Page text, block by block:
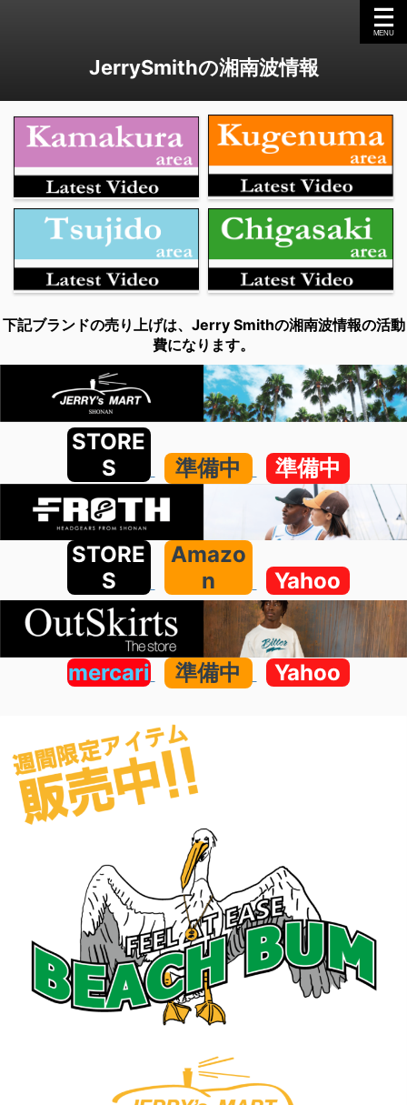
JerrySmithの湘南波情報
下記ブランドの売り上げは、Jerry Smithの湘南波情報の活動
費になります。
STORE
S
準備中 準備中
STORE
S
Amazo
n
Yahoo
mercari 準備中 Yahoo